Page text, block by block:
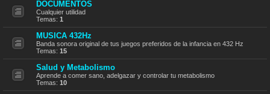
DOCUMENTOS
Cualquier utilidad
Temas: 1
MUSICA 432Hz
Banda sonora original de tus juegos preferidos de la infancia en 432 Hz
Temas: 15
Salud y Metabolismo
Aprende a comer sano, adelgazar y controlar tu metabolismo
Temas: 10